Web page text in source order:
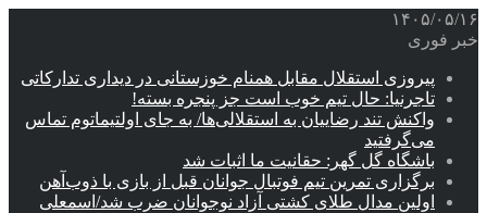
۱۴۰۵/۰۵/۱۶
خبر فوری
پیروزی استقلال مقابل همنام خوزستانی در دیداری تدارکاتی
تاجرنیا: حال تیم خوب است جز پنجره بسته!
واکنش تند رضاییان به استقلالی‌ها/ به جای اولتیماتوم تماس
می‌گرفتید
باشگاه گل گهر: حقانیت ما اثبات شد
برگزاری تمرین تیم فوتبال جوانان قبل از بازی با ذوب‌آهن
اولین مدال طلای کشتی آزاد نوجوانان ضرب شد/اسمعلی